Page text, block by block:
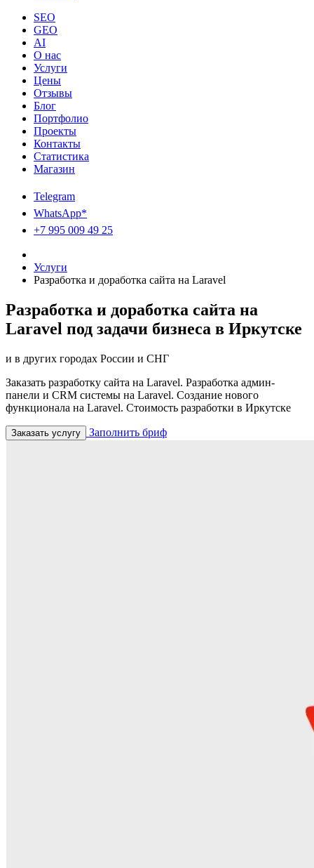
SEO
GEO
AI
О нас
Услуги
Цены
Отзывы
Блог
Портфолио
Проекты
Контакты
Статистика
Магазин
Telegram
WhatsApp*
+7 995 009 49 25
Услуги
Разработка и доработка сайта на Laravel
Разработка и доработка сайта на
Laravel под задачи бизнеса в Иркутске
и в других городах России и СНГ
Заказать разработку сайта на Laravel. Разработка админ-
панели и CRM системы на Laravel. Создание нового
функционала на Laravel. Стоимость разработки в Иркутске
Заказать услугу Заполнить бриф